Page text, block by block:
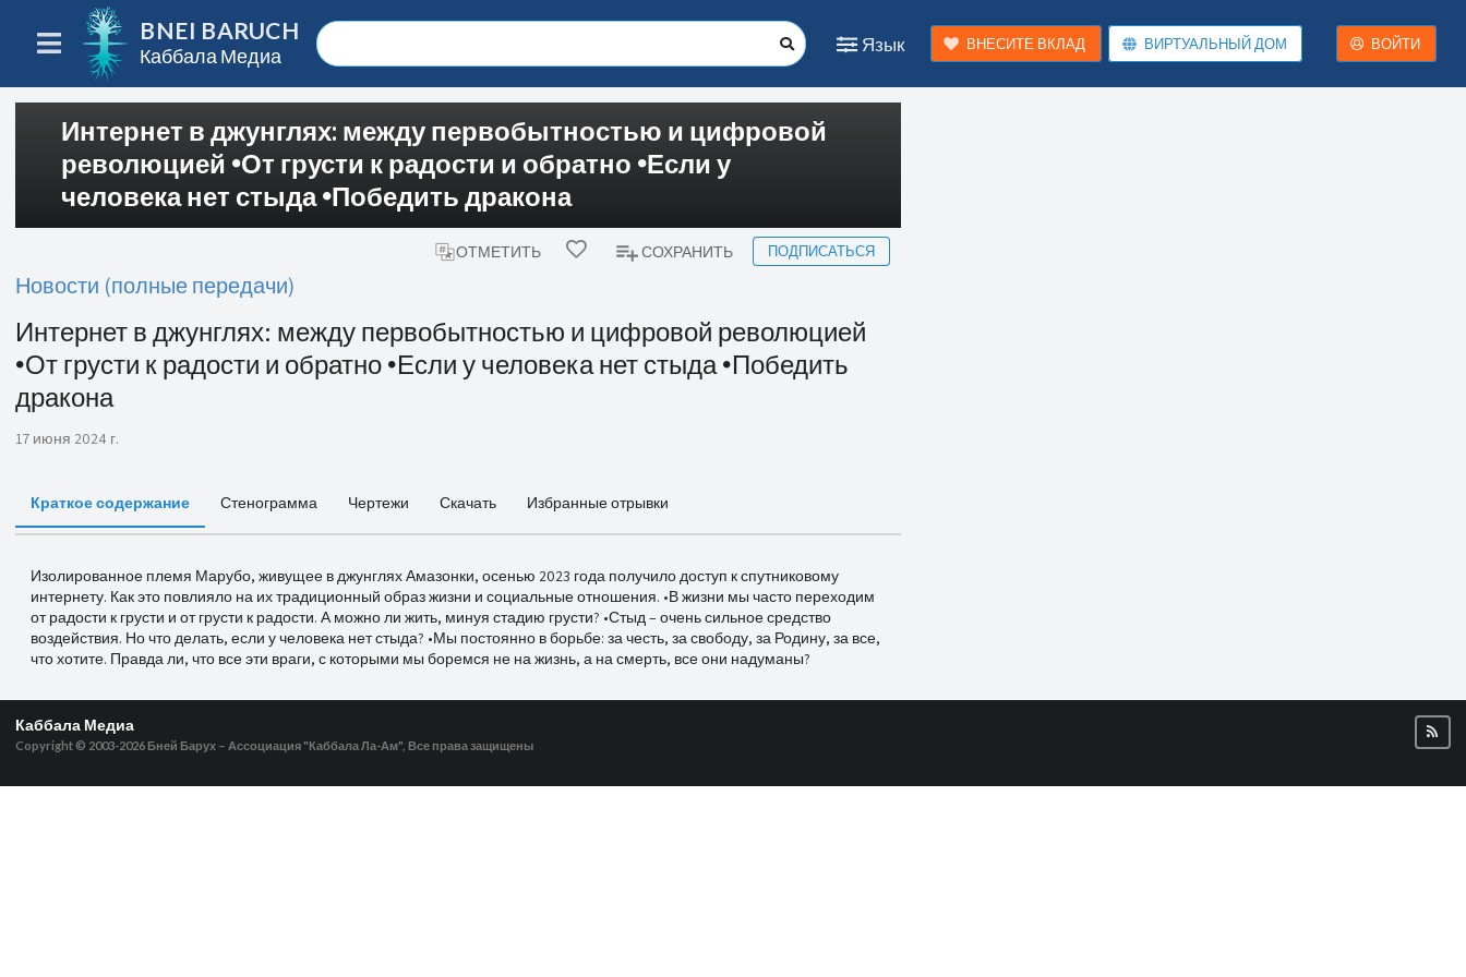
BNEI BARUCH
Каббала Медиа
Язык ВНЕСИТЕ ВКЛАД ВИРТУАЛЬНЫЙ ДОМ ВОЙТИ
Интернет в джунглях: между первобытностью и цифровой
революцией 🞄От грусти к радости и обратно 🞄Если у
человека нет стыда 🞄Победить дракона
ОТМЕТИТЬ СОХРАНИТЬ ПОДПИСАТЬСЯ
Новости (полные передачи)
Интернет в джунглях: между первобытностью и цифровой революцией
🞄От грусти к радости и обратно 🞄Если у человека нет стыда 🞄Победить
дракона
17 июня 2024 г.
Краткое содержание Стенограмма Чертежи Скачать Избранные отрывки
Изолированное племя Марубо, живущее в джунглях Амазонки, осенью 2023 года получило доступ к спутниковому
интернету. Как это повлияло на их традиционный образ жизни и социальные отношения. •В жизни мы часто переходим
от радости к грусти и от грусти к радости. А можно ли жить, минуя стадию грусти? •Стыд – очень сильное средство
воздействия. Но что делать, если у человека нет стыда? •Мы постоянно в борьбе: за честь, за свободу, за Родину, за все,
что хотите. Правда ли, что все эти враги, с которыми мы боремся не на жизнь, а на смерть, все они надуманы?
Каббала Медиа
Copyright © 2003-2026 Бней Барух – Ассоциация "Каббала Ла-Ам", Все права защищены